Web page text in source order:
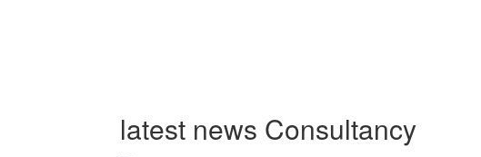
latest news Consultancy